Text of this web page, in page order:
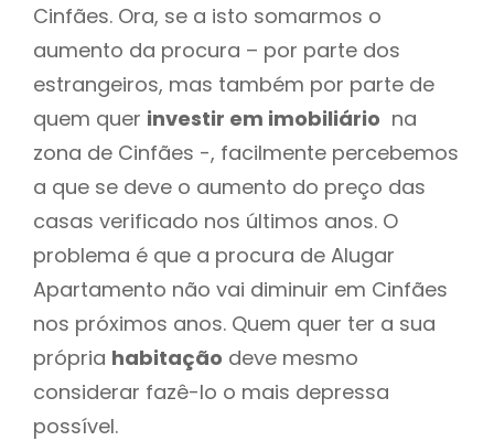
Cinfães. Ora, se a isto somarmos o
aumento da procura – por parte dos
estrangeiros, mas também por parte de
quem quer investir em imobiliário na
zona de Cinfães -, facilmente percebemos
a que se deve o aumento do preço das
casas verificado nos últimos anos. O
problema é que a procura de Alugar
Apartamento não vai diminuir em Cinfães
nos próximos anos. Quem quer ter a sua
própria habitação deve mesmo
considerar fazê-lo o mais depressa
possível.